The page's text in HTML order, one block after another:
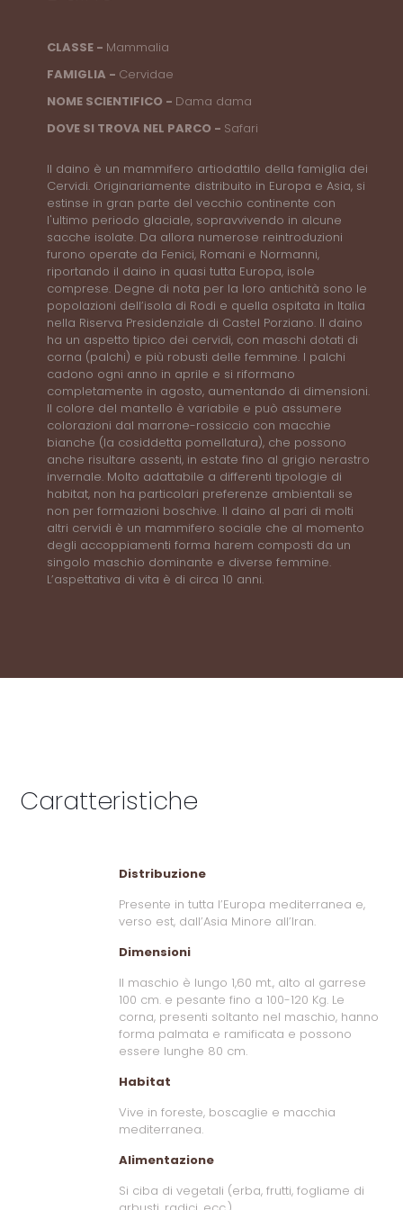
CLASSE - Mammalia
FAMIGLIA - Cervidae
NOME SCIENTIFICO - Dama dama
DOVE SI TROVA NEL PARCO - Safari
Il daino è un mammifero artiodattilo della famiglia dei
Cervidi. Originariamente distribuito in Europa e Asia, si
estinse in gran parte del vecchio continente con
l'ultimo periodo glaciale, sopravvivendo in alcune
sacche isolate. Da allora numerose reintroduzioni
furono operate da Fenici, Romani e Normanni,
riportando il daino in quasi tutta Europa, isole
comprese. Degne di nota per la loro antichità sono le
popolazioni dell’isola di Rodi e quella ospitata in Italia
nella Riserva Presidenziale di Castel Porziano. Il daino
ha un aspetto tipico dei cervidi, con maschi dotati di
corna (palchi) e più robusti delle femmine. I palchi
cadono ogni anno in aprile e si riformano
completamente in agosto, aumentando di dimensioni.
Il colore del mantello è variabile e può assumere
colorazioni dal marrone-rossiccio con macchie
bianche (la cosiddetta pomellatura), che possono
anche risultare assenti, in estate fino al grigio nerastro
invernale. Molto adattabile a differenti tipologie di
habitat, non ha particolari preferenze ambientali se
non per formazioni boschive. Il daino al pari di molti
altri cervidi è un mammifero sociale che al momento
degli accoppiamenti forma harem composti da un
singolo maschio dominante e diverse femmine.
L’aspettativa di vita è di circa 10 anni.
Caratteristiche
Distribuzione
Presente in tutta l’Europa mediterranea e,
verso est, dall’Asia Minore all’Iran.
Dimensioni
Il maschio è lungo 1,60 mt., alto al garrese
100 cm. e pesante fino a 100-120 Kg. Le
corna, presenti soltanto nel maschio, hanno
forma palmata e ramificata e possono
essere lunghe 80 cm.
Habitat
Vive in foreste, boscaglie e macchia
mediterranea.
Alimentazione
Si ciba di vegetali (erba, frutti, fogliame di